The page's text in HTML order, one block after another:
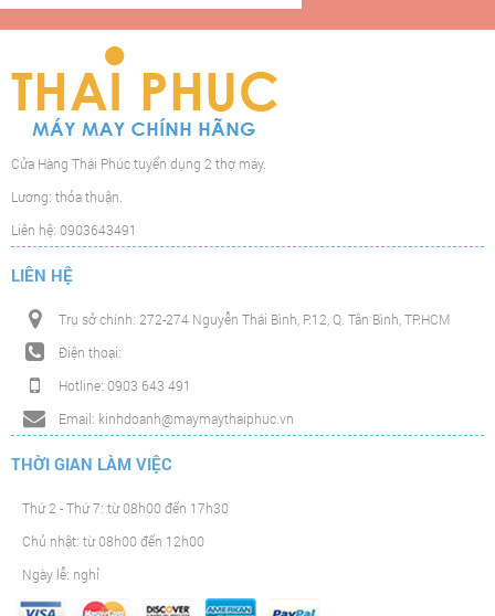
Cửa Hàng Thái Phúc tuyển dụng 2 thợ máy.
Lương: thỏa thuận.
Liên hệ: 0903643491
LIÊN HỆ
Trụ sở chính: 272-274 Nguyễn Thái Bình, P.12, Q. Tân Bình, TP.HCM
Điện thoại:
Hotline: 0903 643 491
Email: kinhdoanh@maymaythaiphuc.vn
THỜI GIAN LÀM VIỆC
Thứ 2 - Thứ 7: từ 08h00 đến 17h30
Chủ nhật: từ 08h00 đến 12h00
Ngày lễ: nghỉ